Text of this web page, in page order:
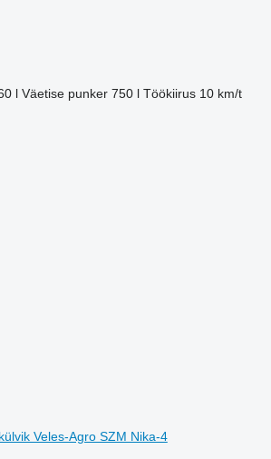
l Väetise punker 750 l Töökiirus 10 km/t
Veles-Agro SZM Nika-4